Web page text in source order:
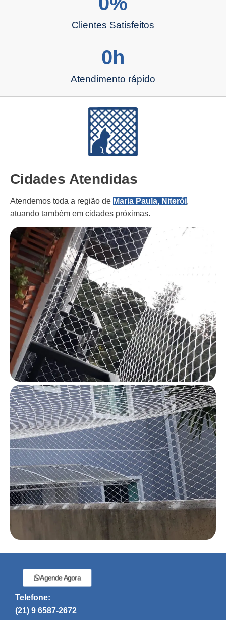
Clientes Satisfeitos
Atendimento rápido
0h
Cidades Atendidas
Atendemos toda a região de Maria Paula, Niterói,
atuando também em cidades próximas.
Agende Agora
Telefone:
(21) 9 6587-2672